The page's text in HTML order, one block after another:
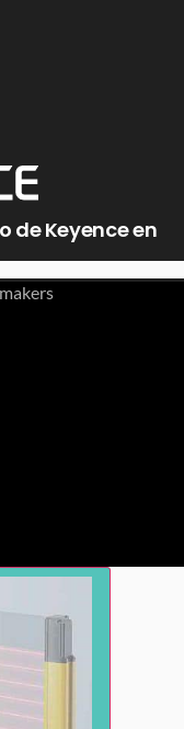
de Keyence en